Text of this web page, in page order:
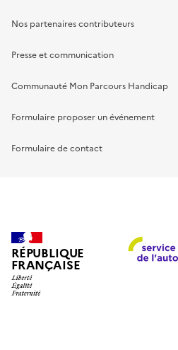
Nos partenaires contributeurs
Presse et communication
Communauté Mon Parcours Handicap
Formulaire proposer un événement
Formulaire de contact
RÉPUBLIQUE
FRANÇAISE